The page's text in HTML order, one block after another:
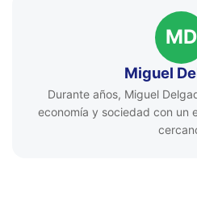
MD
Miguel
Durante años, Miguel
economía y sociedad con un